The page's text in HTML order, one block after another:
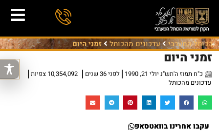
הכותל המערבי עדכונים מהכותל זמני היום
זמני היום
כ"ח תמוז ה'תש"נ יולי 21, 1990 לפני 36 שנים
10,354,092 צפיות
עדכונים מהכותל
עקבו אחרינו בוואטסאפ